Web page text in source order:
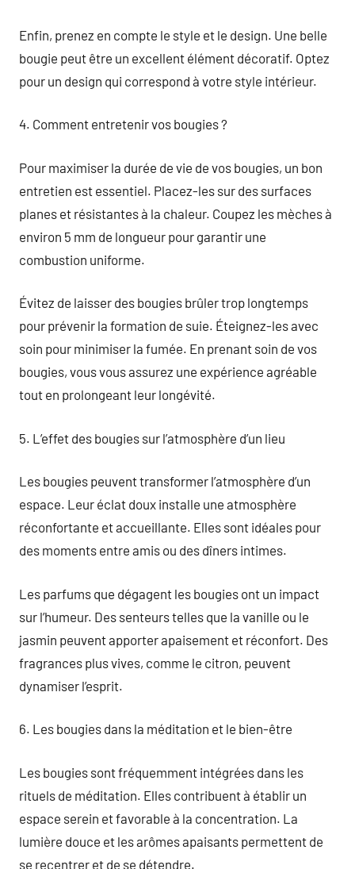
Enfin, prenez en compte le style et le design. Une belle
bougie peut être un excellent élément décoratif. Optez
pour un design qui correspond à votre style intérieur.
4. Comment entretenir vos bougies ?
Pour maximiser la durée de vie de vos bougies, un bon
entretien est essentiel. Placez-les sur des surfaces
planes et résistantes à la chaleur. Coupez les mèches à
environ 5 mm de longueur pour garantir une
combustion uniforme.
Évitez de laisser des bougies brûler trop longtemps
pour prévenir la formation de suie. Éteignez-les avec
soin pour minimiser la fumée. En prenant soin de vos
bougies, vous vous assurez une expérience agréable
tout en prolongeant leur longévité.
5. L’effet des bougies sur l’atmosphère d’un lieu
Les bougies peuvent transformer l’atmosphère d’un
espace. Leur éclat doux installe une atmosphère
réconfortante et accueillante. Elles sont idéales pour
des moments entre amis ou des dîners intimes.
Les parfums que dégagent les bougies ont un impact
sur l’humeur. Des senteurs telles que la vanille ou le
jasmin peuvent apporter apaisement et réconfort. Des
fragrances plus vives, comme le citron, peuvent
dynamiser l’esprit.
6. Les bougies dans la méditation et le bien-être
Les bougies sont fréquemment intégrées dans les
rituels de méditation. Elles contribuent à établir un
espace serein et favorable à la concentration. La
lumière douce et les arômes apaisants permettent de
se recentrer et de se détendre.